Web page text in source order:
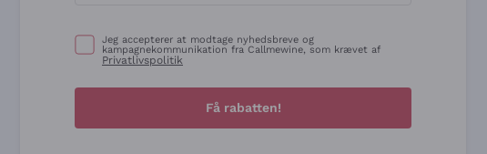
Jeg accepterer at modtage nyhedsbreve og
kampagnekommunikation fra Callmewine, som krævet af
Privatlivspolitik
Få rabatten!